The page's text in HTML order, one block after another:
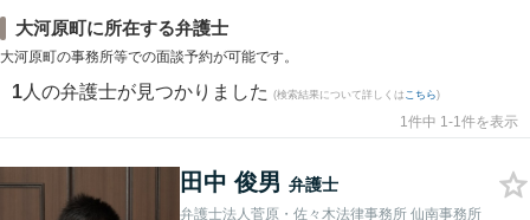
大河原町に所在する弁護士
大河原町の事務所等での面談予約が可能です。
1 人の弁護士が見つかりました (検索結果について詳しくは こちら)
1件中 1-1件を表示
田中 俊男 弁護士
弁護士法人菅原・佐々木法律事務所 仙南事務所